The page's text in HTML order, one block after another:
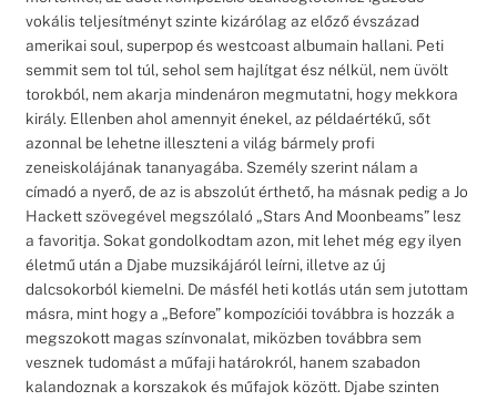
vokális teljesítményt szinte kizárólag az előző évszázad
amerikai soul, superpop és westcoast albumain hallani. Peti
semmit sem tol túl, sehol sem hajlítgat ész nélkül, nem üvölt
torokból, nem akarja mindenáron megmutatni, hogy mekkora
király. Ellenben ahol amennyit énekel, az példaértékű, sőt
azonnal be lehetne illeszteni a világ bármely profi
zeneiskolájának tananyagába. Személy szerint nálam a
címadó a nyerő, de az is abszolút érthető, ha másnak pedig a Jo
Hackett szövegével megszólaló „Stars And Moonbeams” lesz
a favoritja. Sokat gondolkodtam azon, mit lehet még egy ilyen
életmű után a Djabe muzsikájáról leírni, illetve az új
dalcsokorból kiemelni. De másfél heti kotlás után sem jutottam
másra, mint hogy a „Before” kompozíciói továbbra is hozzák a
megszokott magas színvonalat, miközben továbbra sem
vesznek tudomást a műfaji határokról, hanem szabadon
kalandoznak a korszakok és műfajok között. Djabe szinten